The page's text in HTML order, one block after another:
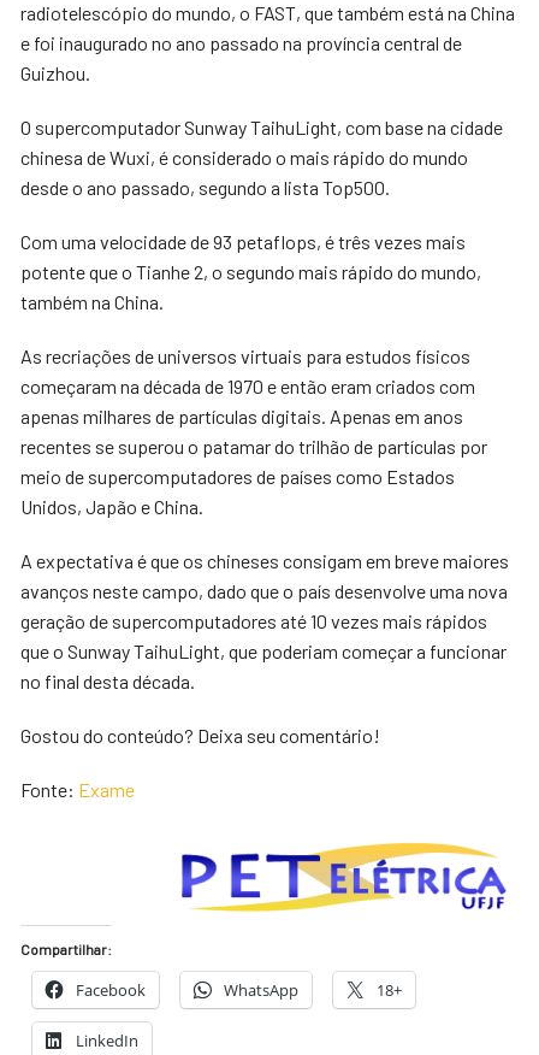
radiotelescópio do mundo, o FAST, que também está na China
e foi inaugurado no ano passado na província central de
Guizhou.
O supercomputador Sunway TaihuLight, com base na cidade
chinesa de Wuxi, é considerado o mais rápido do mundo
desde o ano passado, segundo a lista Top500.
Com uma velocidade de 93 petaflops, é três vezes mais
potente que o Tianhe 2, o segundo mais rápido do mundo,
também na China.
As recriações de universos virtuais para estudos físicos
começaram na década de 1970 e então eram criados com
apenas milhares de partículas digitais. Apenas em anos
recentes se superou o patamar do trilhão de partículas por
meio de supercomputadores de países como Estados
Unidos, Japão e China.
A expectativa é que os chineses consigam em breve maiores
avanços neste campo, dado que o país desenvolve uma nova
geração de supercomputadores até 10 vezes mais rápidos
que o Sunway TaihuLight, que poderiam começar a funcionar
no final desta década.
Gostou do conteúdo? Deixa seu comentário!
Fonte: Exame
Compartilhar:
Facebook WhatsApp 18+
LinkedIn